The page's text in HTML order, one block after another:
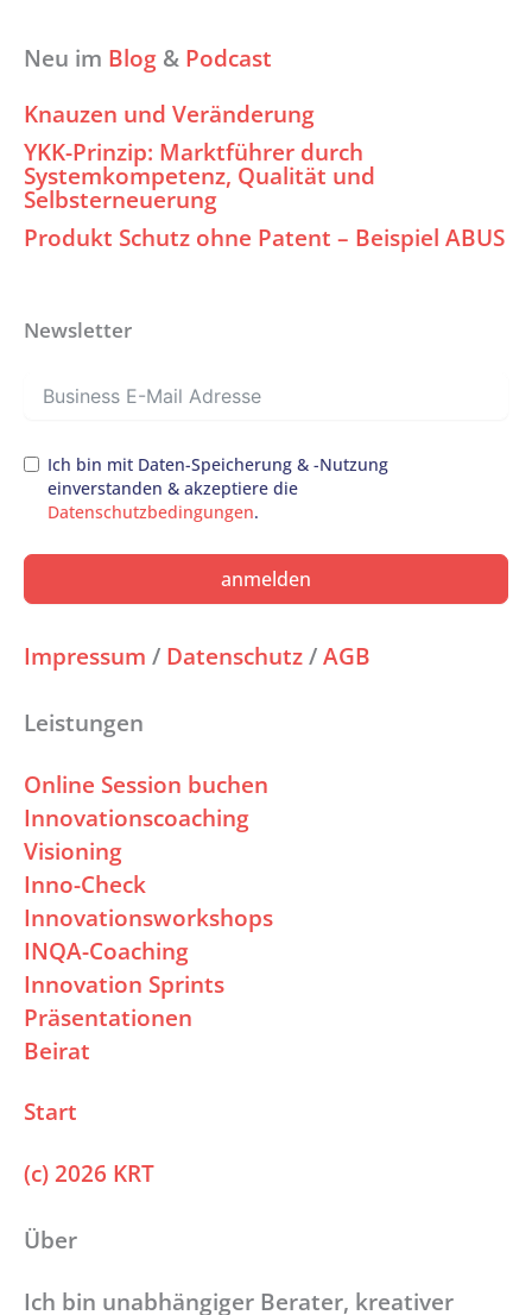
Neu im Blog & Podcast
Knauzen und Veränderung
YKK-Prinzip: Marktführer durch
Systemkompetenz, Qualität und
Selbsterneuerung
Produkt Schutz ohne Patent – Beispiel ABUS
Newsletter
Ich bin mit Daten-Speicherung & -Nutzung
einverstanden & akzeptiere die
Datenschutzbedingungen.
anmelden
Impressum / Datenschutz / AGB
Leistungen
Online Session buchen
Innovationscoaching
Visioning
Inno-Check
Innovationsworkshops
INQA-Coaching
Innovation Sprints
Präsentationen
Beirat
Start
(c) 2026 KRT
Über
Ich bin unabhängiger Berater, kreativer